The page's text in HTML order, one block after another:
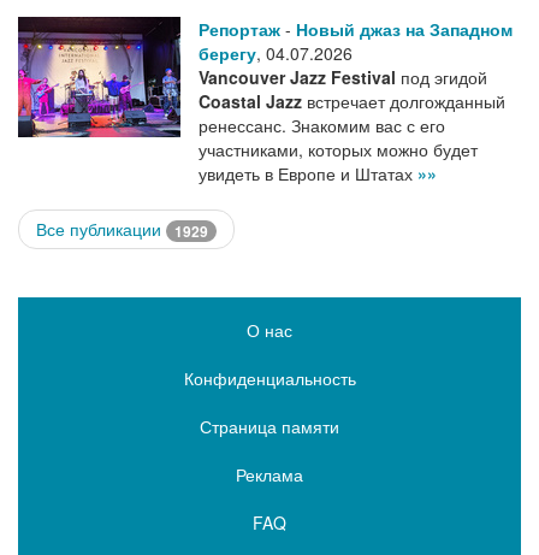
Репортаж - Новый джаз на Западном
берегу, 04.07.2026
Vancouver Jazz Festival под эгидой
Coastal Jazz встречает долгожданный
ренессанс. Знакомим вас с его
участниками, которых можно будет
увидеть в Европе и Штатах »»
Все публикации 1929
О нас
Конфиденциальность
Страница памяти
Реклама
FAQ